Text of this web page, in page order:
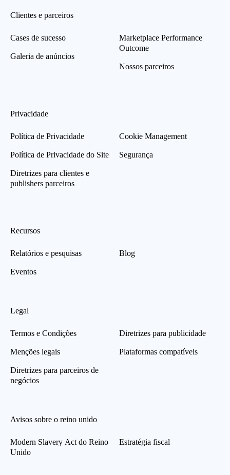
Clientes e parceiros
Cases de sucesso
Galeria de anúncios
Marketplace Performance
Outcome
Nossos parceiros
Privacidade
Política de Privacidade
Política de Privacidade do Site
Diretrizes para clientes e
publishers parceiros
Cookie Management
Segurança
Recursos
Relatórios e pesquisas
Eventos
Blog
Legal
Termos e Condições
Menções legais
Diretrizes para parceiros de
negócios
Diretrizes para publicidade
Plataformas compatíveis
Avisos sobre o reino unido
Modern Slavery Act do Reino
Unido
Estratégia fiscal